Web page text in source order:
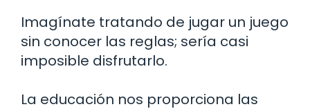
Imagínate tratando de jugar un juego
sin conocer las reglas; sería casi
imposible disfrutarlo.
La educación nos proporciona las